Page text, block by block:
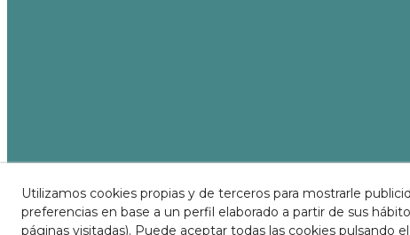
Utilizamos cookies propias y de terceros para mostrarle
preferencias en base a un perfil elaborado a partir de sus
páginas visitadas). Puede aceptar todas las cookies pulsando